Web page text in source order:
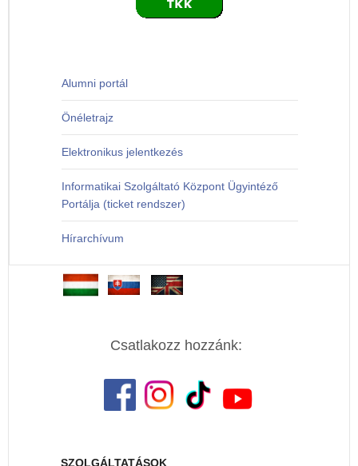
Alumni portál
Önéletrajz
Elektronikus jelentkezés
Informatikai Szolgáltató Központ Ügyintéző
Portálja (ticket rendszer)
Hírarchívum
Csatlakozz hozzánk:
SZOLGÁLTATÁSOK